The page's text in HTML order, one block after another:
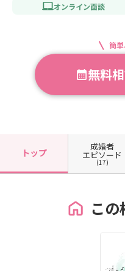
オンライン面談
簡
無料
トップ
成婚者
エピソード
(17)
こ